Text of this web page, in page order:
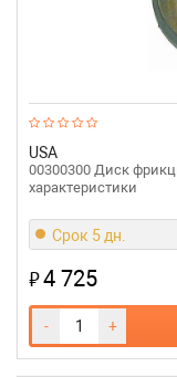
USA
00300300 Диск
характеристики
Срок 5 дн.
₽4 725
- +